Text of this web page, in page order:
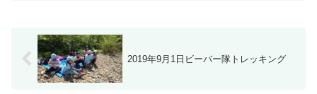
2019年9月1日ビーバー隊トレッキング